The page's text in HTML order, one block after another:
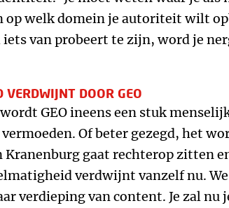
op welk domein je autoriteit wilt
iets van probeert te zijn, word je
VERDWIJNT DOOR GEO
GEO ineens een stuk
Of beter gezegd, het
Kranenburg gaat rechterop zitten
verdwijnt vanzelf nu.
verdieping van content. Je zal nu